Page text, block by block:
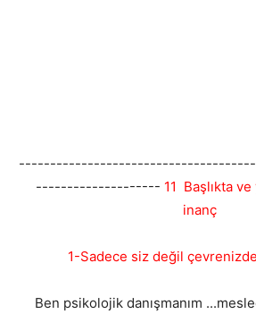
-------------------- 11 Başlıkta
inanç
1-Sadece siz değil
Ben psikolojik danışmanım